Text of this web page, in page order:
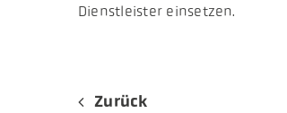
Dienstleister einsetzen.
Zurück